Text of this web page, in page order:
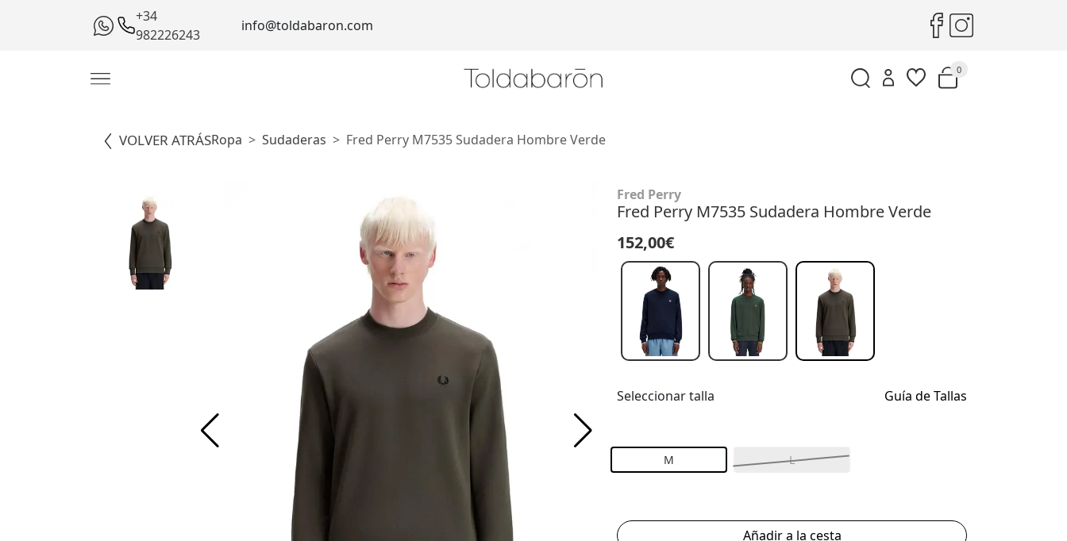
+34
982226243
info@toldabaron.com
0
VOLVER ATRÁSRopa Sudaderas Fred Perry M7535 Sudadera Hombre Verde
Fred Perry
Fred Perry M7535 Sudadera Hombre Verde
152,00€
Seleccionar talla Guía de Tallas
M L